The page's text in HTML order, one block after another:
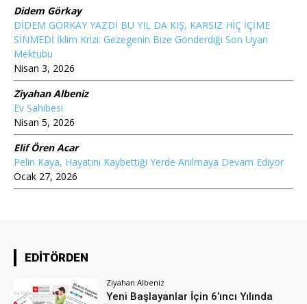
Didem Görkay
DİDEM GÖRKAY YAZDİ BU YIL DA KIŞ, KARSIZ HİÇ İÇİME
SİNMEDİ İklim Krizi: Gezegenin Bize Gönderdiği Son Uyarı
Mektubu
Nisan 3, 2026
Ziyahan Albeniz
Ev Sahibesi
Nisan 5, 2026
Elif Ören Acar
Pelin Kaya, Hayatını Kaybettiği Yerde Anılmaya Devam Ediyor
Ocak 27, 2026
EDİTÖRDEN
Ziyahan Albeniz
Yeni Başlayanlar İçin 6’ıncı Yılında